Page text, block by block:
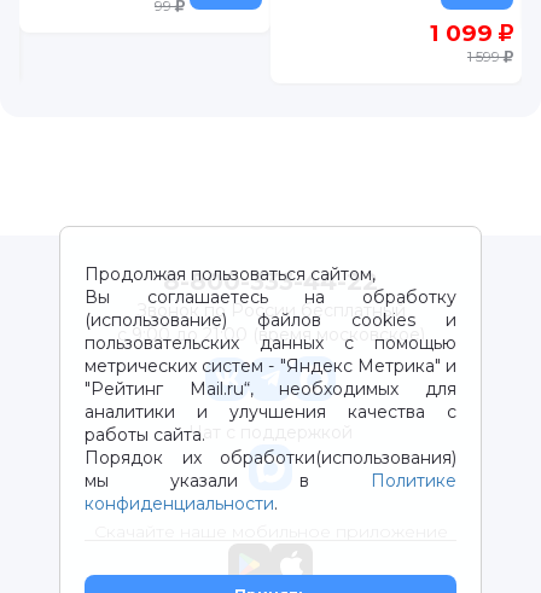
99
1 099
1 599
Продолжая пользоваться сайтом,
Вы соглашаетесь на обработку
(использование) файлов cookies и
пользовательских данных с помощью
метрических систем - "Яндекс Метрика" и
"Рейтинг Mail.ru“, необходимых для
аналитики и улучшения качества с
работы сайта.
Порядок их обработки(использования)
мы указали в
Политике
конфиденциальности.
8-800-333-44-22
Звонок по России бесплатный
с 9:00 до 21:00 (время московское)
Чат с поддержкой